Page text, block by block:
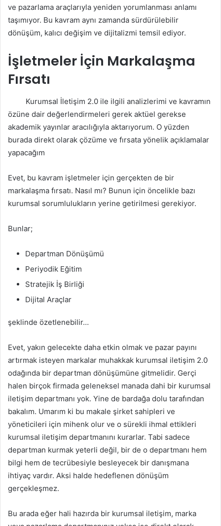
ve pazarlama araçlarıyla yeniden yorumlanması anlamı
taşımıyor. Bu kavram aynı zamanda sürdürülebilir
dönüşüm, kalıcı değişim ve dijitalizmi temsil ediyor.
İşletmeler İçin Markalaşma
Fırsatı
Kurumsal İletişim 2.0 ile ilgili analizlerimi ve kavramın
özüne dair değerlendirmeleri gerek aktüel gerekse
akademik yayınlar aracılığıyla aktarıyorum. O yüzden
burada direkt olarak çözüme ve fırsata yönelik açıklamalar
yapacağım
Evet, bu kavram işletmeler için gerçekten de bir
markalaşma fırsatı. Nasıl mı? Bunun için öncelikle bazı
kurumsal sorumlulukların yerine getirilmesi gerekiyor.
Bunlar;
Departman Dönüşümü
Periyodik Eğitim
Stratejik İş Birliği
Dijital Araçlar
şeklinde özetlenebilir…
Evet, yakın gelecekte daha etkin olmak ve pazar payını
artırmak isteyen markalar muhakkak kurumsal iletişim 2.0
odağında bir departman dönüşümüne gitmelidir. Gerçi
halen birçok firmada geleneksel manada dahi bir kurumsal
iletişim departmanı yok. Yine de bardağa dolu tarafından
bakalım. Umarım ki bu makale şirket sahipleri ve
yöneticileri için mihenk olur ve o sürekli ihmal ettikleri
kurumsal iletişim departmanını kurarlar. Tabi sadece
departman kurmak yeterli değil, bir de o departmanı hem
bilgi hem de tecrübesiyle besleyecek bir danışmana
ihtiyaç vardır. Aksi halde hedeflenen dönüşüm
gerçekleşmez.
Bu arada eğer hali hazırda bir kurumsal iletişim, marka